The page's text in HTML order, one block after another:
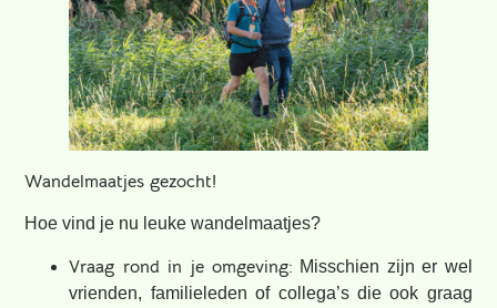
Wandelmaatjes gezocht!
Hoe vind je nu leuke wandelmaatjes?
Vraag rond in je omgeving: Misschien zijn er wel
vrienden, familieleden of collega’s die ook graag